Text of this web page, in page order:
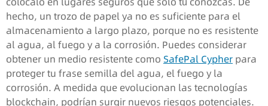
hecho, un trozo de papel ya no es suficiente para el
almacenamiento a largo plazo, porque no es resistente
al agua, al fuego y a la corrosión. Puedes considerar
obtener un medio resistente como SafePal Cypher para
proteger tu frase semilla del agua, el fuego y la
corrosión. A medida que evolucionan las tecnologías
blockchain, podrían surgir nuevos riesgos potenciales.